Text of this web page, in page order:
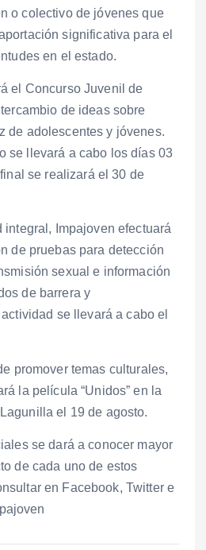
o colectivo de jóvenes que
significativa para el
en el estado.
el Concurso Juvenil de
de ideas sobre
de adolescentes y jóvenes.
se llevará a cabo los días 03
se realizará el 30 de
integral, Impajoven efectuará
de pruebas para detección
sexual e información
de barrera y
se llevará a cabo el
promover temas culturales,
la película “Unidos” en la
el 19 de agosto.
se dará a conocer mayor
de cada uno de estos
en Facebook, Twitter e